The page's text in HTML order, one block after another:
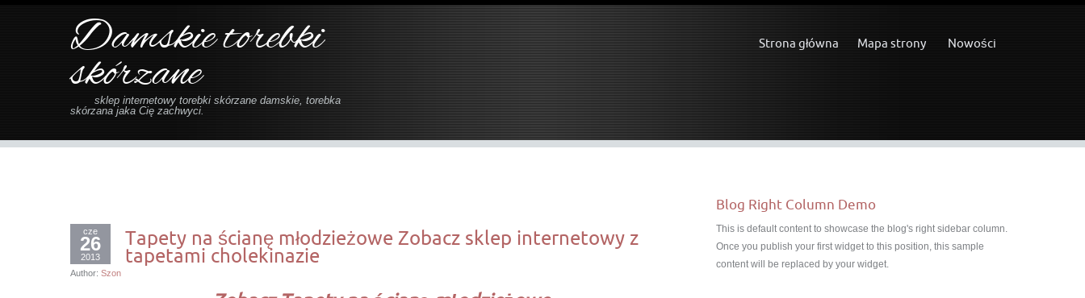
Damskie torebki
skórzane
sklep internetowy torebki skórzane damskie, torebka
skórzana jaka Cię zachwyci.
Strona główna Mapa strony Nowości
cze
26
2013
Tapety na ścianę młodzieżowe Zobacz sklep internetowy z
tapetami cholekinazie
Author: Szon
Blog Right Column Demo
This is default content to showcase the blog's right sidebar column.
Once you publish your first widget to this position, this sample
content will be replaced by your widget.